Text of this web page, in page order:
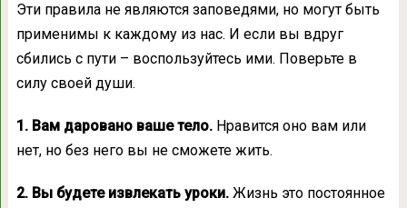
Эти правила не являются заповедями, но могут быть
применимы к каждому из нас. И если вы вдруг
сбились с пути – воспользуйтесь ими. Поверьте в
силу своей души.
1. Вам даровано ваше тело.Нравится оно вам или
нет, но без него вы не сможете жить.
2. Вы будете извлекать уроки.Жизнь это постоянное